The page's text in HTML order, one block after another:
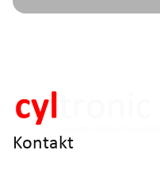
Kontakt